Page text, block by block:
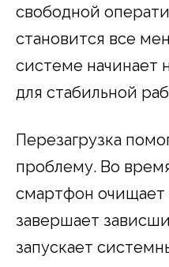
свободной
становится все
системе начинает
для стабильной
Перезагрузка
проблему. Во
смартфон очищает
завершает
запускает